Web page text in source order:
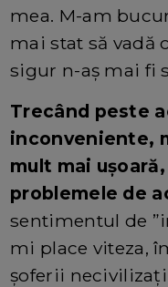
mea. M-am
mai stat să vadă
sigur n-aș mai fi
Trecând peste
inconveniente,
mult mai
problemele de
sentimentul de
mi place viteza,
șoferii